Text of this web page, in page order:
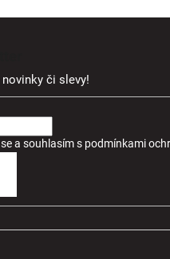
či slevy!
a souhlasíms podmínkami